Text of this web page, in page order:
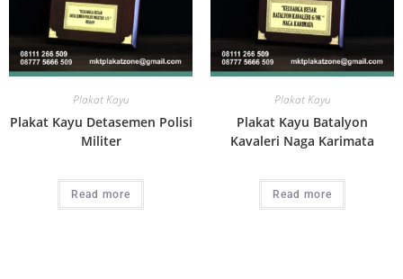
Plakat Kayu
Plakat Kayu Detasemen Polisi
Militer
Read more
Plakat Kayu
Plakat Kayu Batalyon
Kavaleri Naga Karimata
Read more